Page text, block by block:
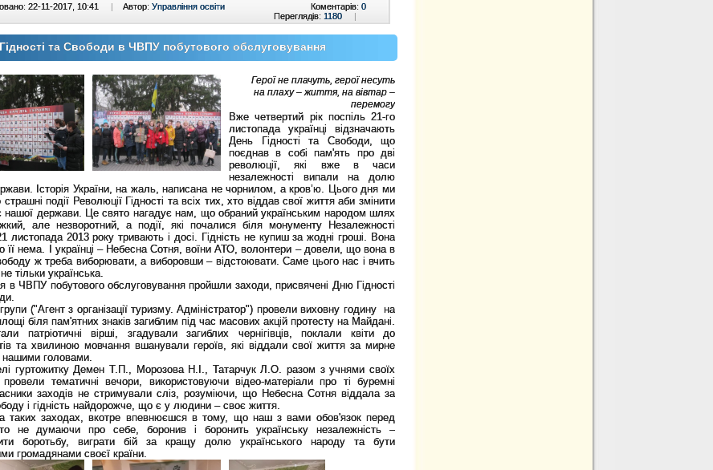
22-11-2017, 10:41 | Автор: Управління освіти Коментарів: 0
Переглядів: 1180 |
та Свободи в ЧВПУ побутового обслуговування
Герої не плачуть, герої несуть
на плаху– життя, на вівтар –
перемогу
Вже четвертий рік поспіль 21-го
листопада українці відзначають
День Гідності та Свободи, що
поєднав в собі пам'ять про дві
революції, які вже в часи
незалежності випали на долю
Історія України, на жаль, написана не чорнилом, а кров’ю. Цього дня ми
події Революції Гідності та всіх тих, хто віддав свої життя аби змінити
нашої держави. Це свято нагадує нам, що обраний українським народом шлях
але незворотний, а події, які почалися біля монументу Незалежності
листопада 2013 року тривають і досі. Гідність не купиш за жодні гроші. Вона
її нема. І українці – Небесна Сотня, воїни АТО, волонтери – довели, що вона в
ж треба виборювати, а виборовши – відстоювати. Саме цього нас і вчить
не тільки українська.
в ЧВПУ побутового обслуговування пройшли заходи, присвячені Дню Гідності
("Агент з організації туризму. Адміністратор") провели виховну годину на
біля пам'ятних знаків загиблим під час масових акцій протесту на Майдані.
патріотичні вірші, згадували загиблих чернігівців, поклали квіти до
та хвилиною мовчання вшанували героїв, які віддали свої життя за мирне
головами.
гуртожитку Демен Т.П., Морозова Н.І., Татарчук Л.О. разом з учнями своїх
провели тематичні вечори, використовуючи відео-матеріали про ті буремні
заходів не стримували сліз, розуміючи, що Небесна Сотня віддала за
і гідність найдорожче, що є у людини – своє життя.
таких заходах, вкотре впевнюєшся в тому, що наш з вами обов'язок перед
не думаючи про себе, боронив і боронить українську незалежність –
боротьбу, виграти бій за кращу долю українського народу та бути
громадянами своєї країни.